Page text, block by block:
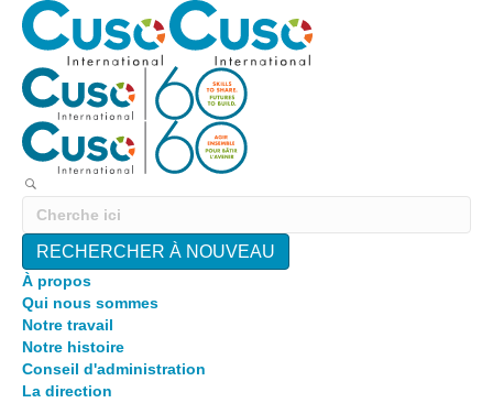
RECHERCHER À NOUVEAU
À propos
Qui nous sommes
Notre travail
Notre histoire
Conseil d'administration
La direction